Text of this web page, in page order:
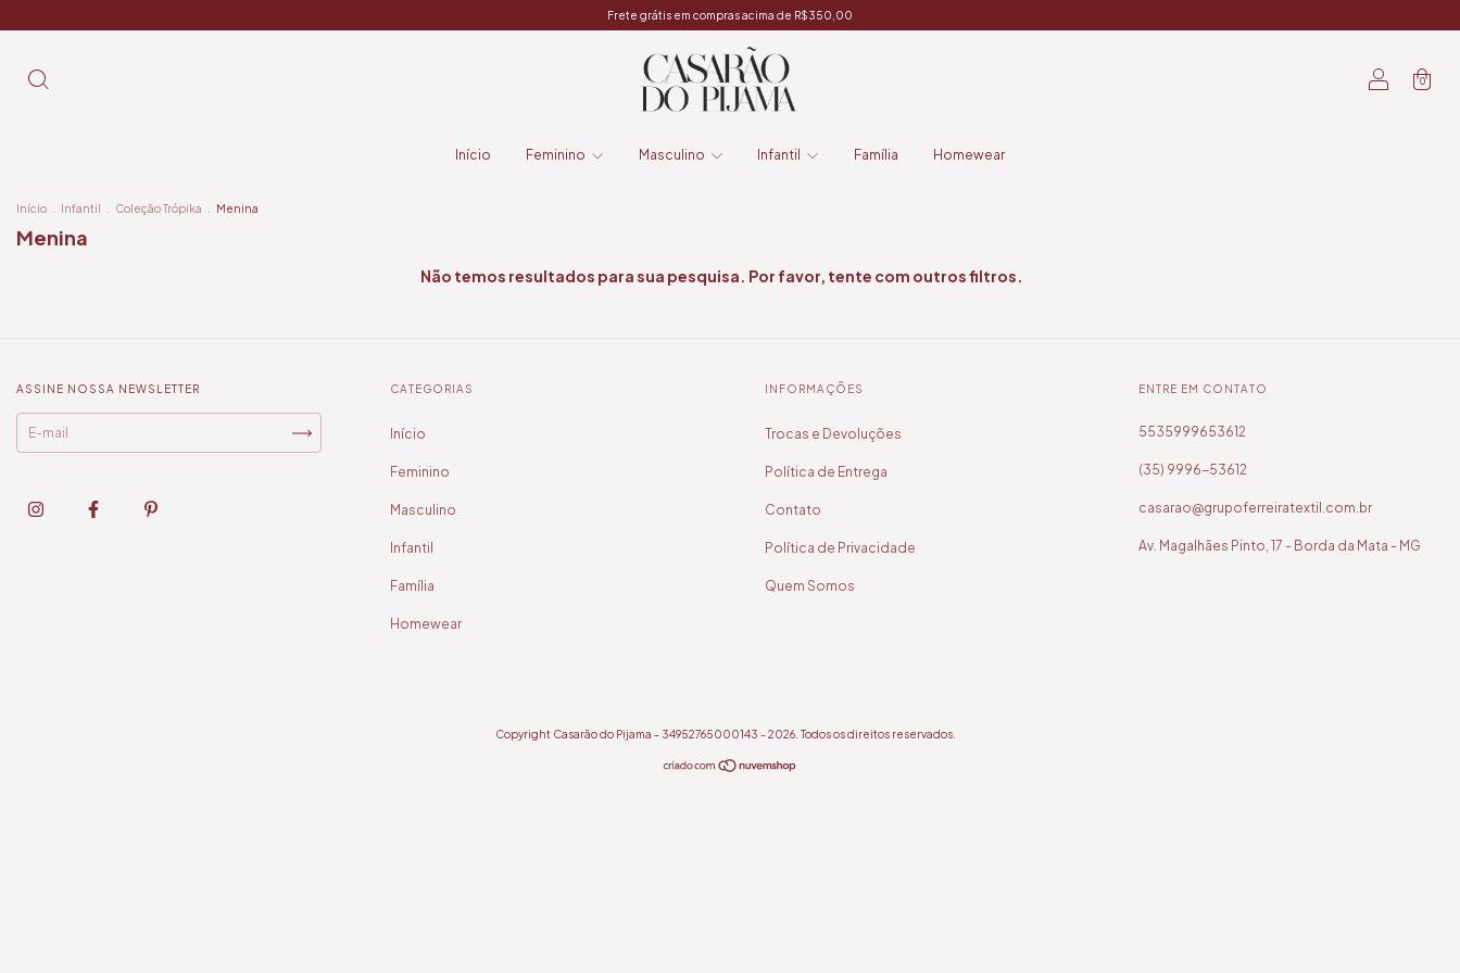
Frete grátis em compras acima de R$350,00
0
Início Feminino Masculino Infantil Família Homewear
Início Infantil Coleção Trópika Menina
Menina
Não temos resultados para sua pesquisa. Por favor, tente com outros filtros.
ASSINE NOSSA NEWSLETTER CATEGORIAS
Início
Feminino
Masculino
Infantil
Família
Homewear
INFORMAÇÕES
Trocas e Devoluções
Política de Entrega
Contato
Política de Privacidade
Quem Somos
ENTRE EM CONTATO
5535999653612
(35) 9996-53612
casarao@grupoferreiratextil.com.br
Av. Magalhães Pinto, 17 - Borda da Mata - MG
Copyright Casarão do Pijama - 34952765000143 - 2026. Todos os direitos reservados.